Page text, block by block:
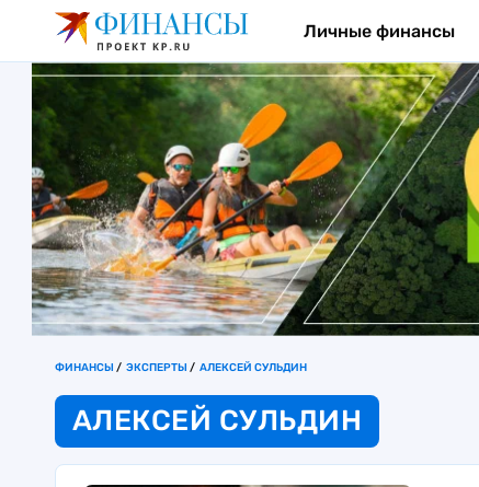
Личные финансы
ФИНАНСЫ ЭКСПЕРТЫ АЛЕКСЕЙ СУЛЬДИН
АЛЕКСЕЙ СУЛЬДИН